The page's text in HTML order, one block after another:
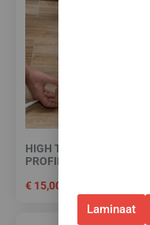
HIGH TACK PLINTEN- EN
PROFIELENKIT
€ 15,00
Laminaat